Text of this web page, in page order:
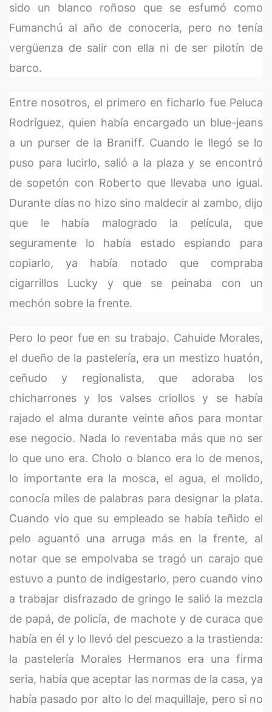
sido un blanco roñoso que se esfumó como
Fumanchú al año de conocerla, pero no tenía
vergüenza de salir con ella ni de ser pilotín de
barco.
Entre nosotros, el primero en ficharlo fue Peluca
Rodríguez, quien había encargado un blue-jeans
a un purser de la Braniff. Cuando le llegó se lo
puso para lucirlo, salió a la plaza y se encontró
de sopetón con Roberto que llevaba uno igual.
Durante días no hizo sino maldecir al zambo, dijo
que le había malogrado la película, que
seguramente lo había estado espiando para
copiarlo, ya había notado que compraba
cigarrillos Lucky y que se peinaba con un
mechón sobre la frente.
Pero lo peor fue en su trabajo. Cahuide Morales,
el dueño de la pastelería, era un mestizo huatón,
ceñudo y regionalista, que adoraba los
chicharrones y los valses criollos y se había
rajado el alma durante veinte años para montar
ese negocio. Nada lo reventaba más que no ser
lo que uno era. Cholo o blanco era lo de menos,
lo importante era la mosca, el agua, el molido,
conocía miles de palabras para designar la plata.
Cuando vio que su empleado se había teñido el
pelo aguantó una arruga más en la frente, al
notar que se empolvaba se tragó un carajo que
estuvo a punto de indigestarlo, pero cuando vino
a trabajar disfrazado de gringo le salió la mezcla
de papá, de policía, de machote y de curaca que
había en él y lo llevó del pescuezo a la trastienda:
la pastelería Morales Hermanos era una firma
seria, había que aceptar las normas de la casa, ya
había pasado por alto lo del maquillaje, pero si no